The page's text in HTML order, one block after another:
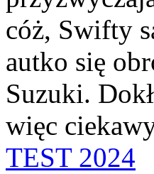
cóż, Swifty
autko się
Suzuki.
więc
TEST 2024